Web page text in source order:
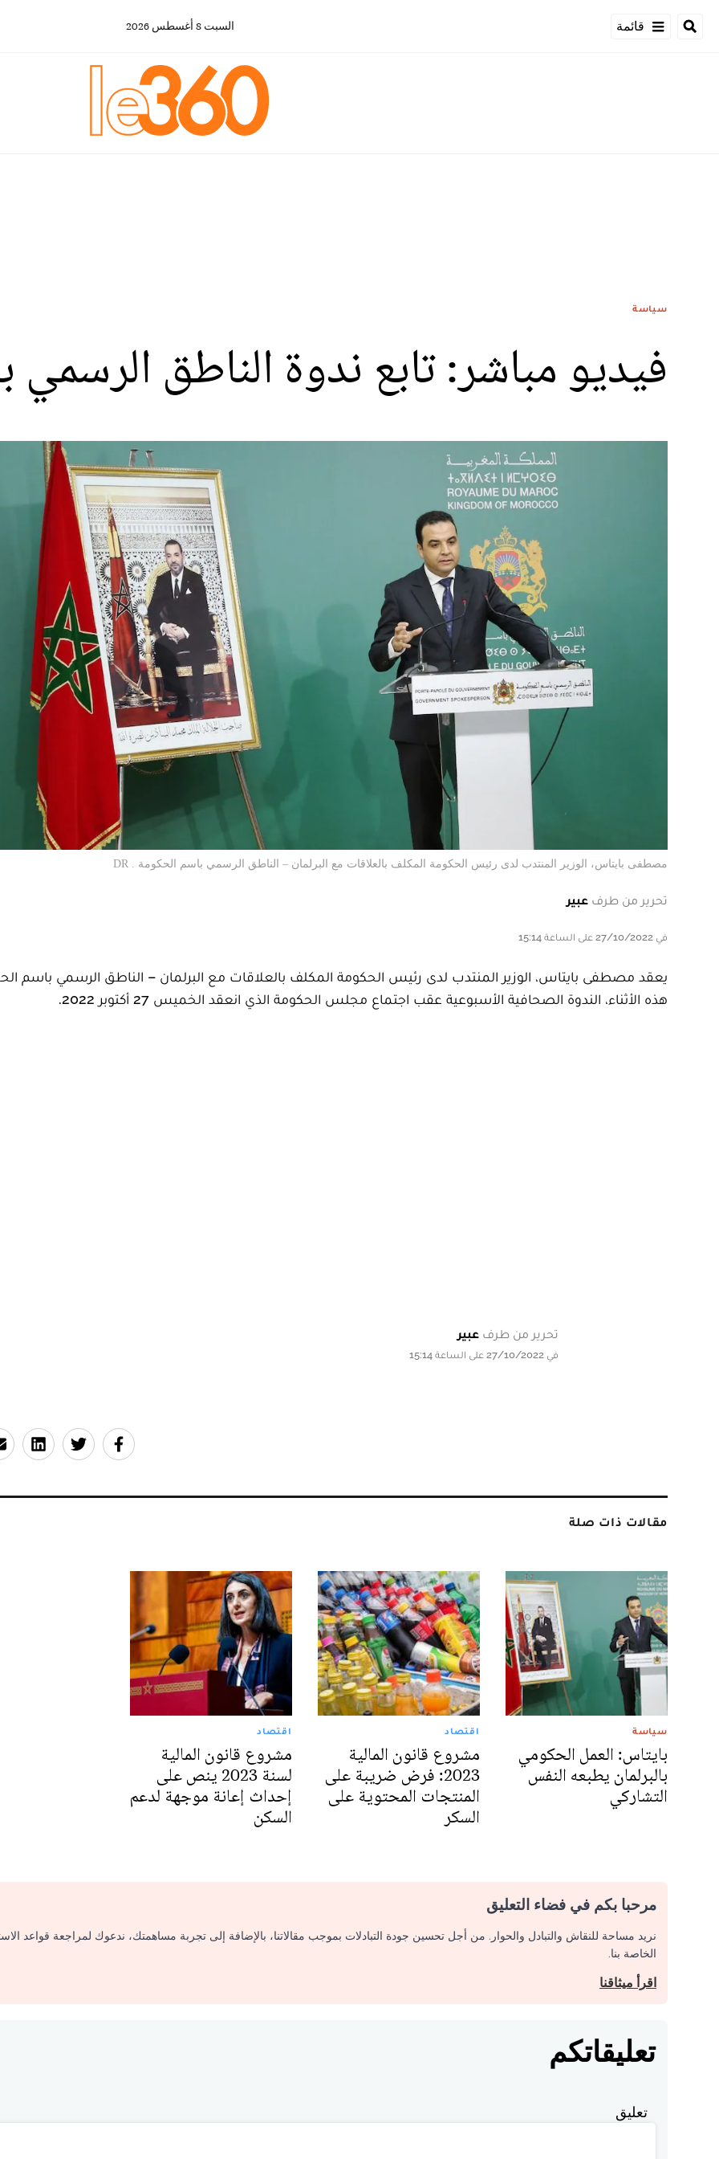
قائمة السبت 8 أغسطس 2026
سياسة
فيديو مباشر: تابع ندوة الناطق
مصطفى بايتاس، الوزير المنتدب لدى رئيس الحكومة المكلف بالعلاقات مع البرلمان – الناطق الرسمي باسم الحكومة . DR
تحرير من طرف عبير
في 27/10/2022 على الساعة 15:14
يعقد مصطفى بايتاس، الوزير المنتدب لدى رئيس الحكومة المكلف بالعلاقات مع البرلمان – الناطق الرسمي باسم
هذه الأثناء، الندوة الصحافية الأسبوعية عقب اجتماع مجلس الحكومة الذي انعقد الخميس 27 أكتوبر 2022.
تحرير من طرف عبير
في 27/10/2022 على الساعة 15:14
مقالات ذات صلة
سياسة
بايتاس: العمل الحكومي
بالبرلمان يطبعه النفس
التشاركي
اقتصاد
مشروع قانون المالية
2023: فرض ضريبة على
المنتجات المحتوية على
السكر
اقتصاد
مشروع قانون المالية
لسنة 2023 ينص على
إحداث إعانة موجهة لدعم
السكن
مرحبا بكم في فضاء التعليق
نريد مساحة للنقاش والتبادل والحوار. من أجل تحسين جودة التبادلات بموجب مقالاتنا، بالإضافة إلى تجربة مساهمتك، ندعوك لمراجعة قواعد
الخاصة بنا.
اقرأ ميثاقنا
تعليقاتكم
تعليق